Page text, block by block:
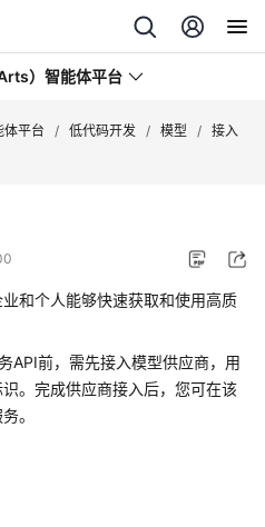
）智能体平台
平台 / 低代码开发 / 模型 / 接入
和个人能够快速获取和使用高质
API前，需先接入模型供应商，用
。完成供应商接入后，您可在该
。